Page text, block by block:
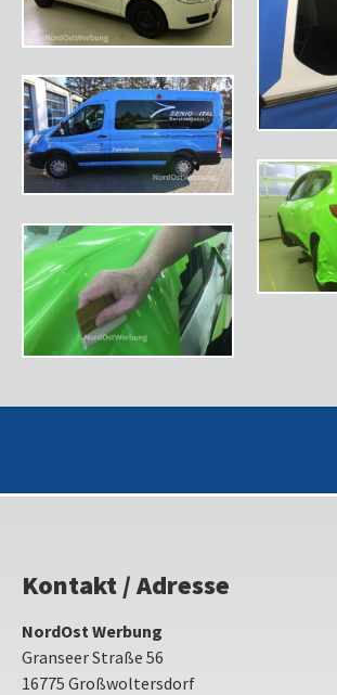
Kontakt / Adresse
NordOst Werbung
Granseer Straße 56
16775 Großwoltersdorf